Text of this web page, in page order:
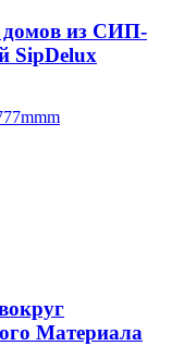
домов из СИП-
SipDelux
Материала